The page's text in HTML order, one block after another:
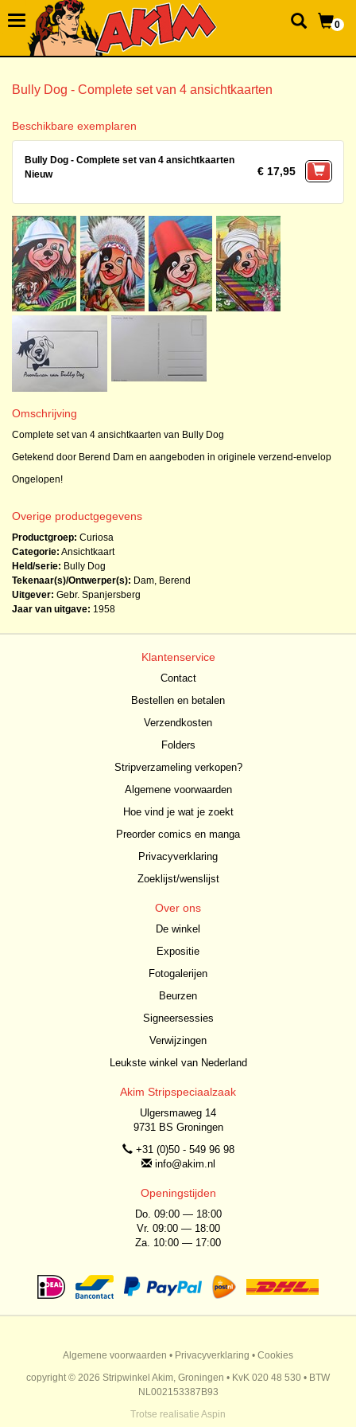
0
Bully Dog - Complete set van 4 ansichtkaarten
Beschikbare exemplaren
Bully Dog - Complete set van 4 ansichtkaarten
Nieuw
€ 17,95
Omschrijving
Complete set van 4 ansichtkaarten van Bully Dog
Getekend door Berend Dam en aangeboden in originele verzend-envelop
Ongelopen!
Overige productgegevens
Productgroep: Curiosa
Categorie: Ansichtkaart
Held/serie: Bully Dog
Tekenaar(s)/Ontwerper(s): Dam, Berend
Uitgever: Gebr. Spanjersberg
Jaar van uitgave: 1958
Klantenservice
Contact
Bestellen en betalen
Verzendkosten
Folders
Stripverzameling verkopen?
Algemene voorwaarden
Hoe vind je wat je zoekt
Preorder comics en manga
Privacyverklaring
Zoeklijst/wenslijst
Over ons
De winkel
Expositie
Fotogalerijen
Beurzen
Signeersessies
Verwijzingen
Leukste winkel van Nederland
Akim Stripspeciaalzaak
Ulgersmaweg 14
9731 BS Groningen
+31 (0)50 - 549 96 98
info@akim.nl
Openingstijden
Do. 09:00 — 18:00
Vr. 09:00 — 18:00
Za. 10:00 — 17:00
Algemene voorwaarden • Privacyverklaring • Cookies
copyright © 2026 Stripwinkel Akim, Groningen • KvK 020 48 530 • BTW
NL002153387B93
Trotse realisatie Aspin